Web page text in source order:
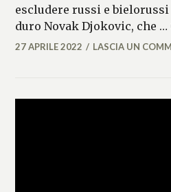
escludere russi e
duro Novak Djokovic, che …
MICAELA
27 APRILE 2022 LASCIA UN